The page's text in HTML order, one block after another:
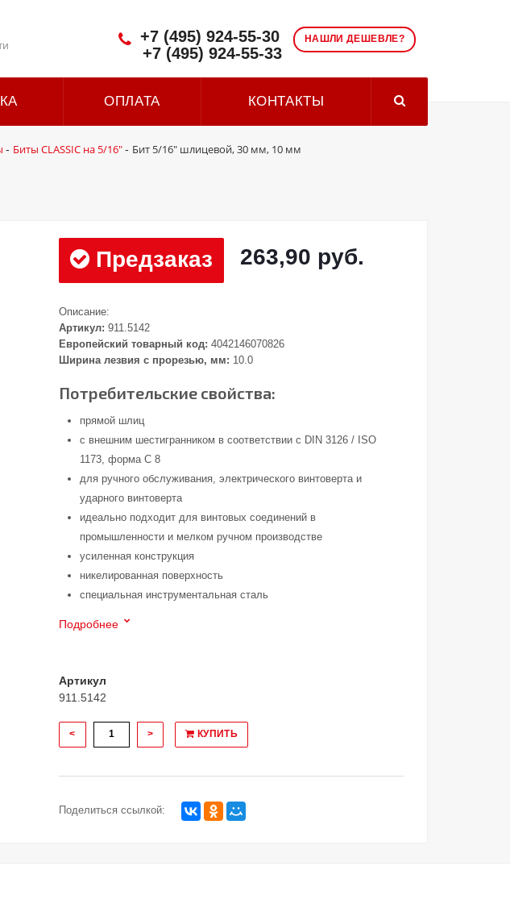
НАШЛИ ДЕШЕВЛЕ?
+7 (495) 924-55-30
+7 (495) 924-55-33
ОПЛАТА КОНТАКТЫ
- Биты CLASSIC на 5/16"- Бит 5/16" шлицевой, 30 мм, 10 мм
Предзаказ 263,90 руб.
Описание:
Артикул: 911.5142
Европейский товарный код: 4042146070826
Ширина лезвия с прорезью, мм: 10.0
Потребительские свойства:
прямой шлиц
с внешним шестигранником в соответствии с DIN 3126 / ISO
1173, форма С 8
для ручного обслуживания, электрического винтоверта и
ударного винтоверта
идеально подходит для винтовых соединений в
промышленности и мелком ручном производстве
усиленная конструкция
никелированная поверхность
специальная инструментальная сталь
Подробнее
Артикул
911.5142
< > КУПИТЬ
Поделиться ссылкой: